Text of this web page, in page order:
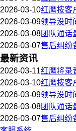
2026-03-10红鹰按客
2026-03-09领导没时
2026-03-08团队通话
2026-03-07售后纠纷
最新资讯
2026-03-11红鹰将录
2026-03-10红鹰按客
2026-03-09领导没时
2026-03-08团队通话
2026-03-07售后纠纷